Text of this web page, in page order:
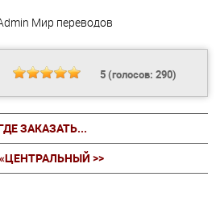
Мир переводов
5(голосов: 290)
ЗАКАЗАТЬ...
>>